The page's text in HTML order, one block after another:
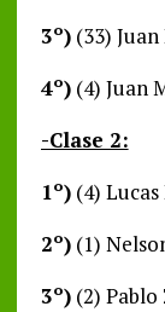
3º)(33) Juan
4º)(4) Juan
-Clase 2:
1º)(4) Lucas
2º)(1)
3º)(2) Pablo